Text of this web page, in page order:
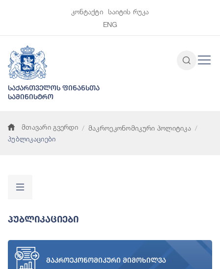
კონტაქტი
საიტის რუკა
ENG
საქართველოს ფინანსთა
სამინისტრო
მთავარი გვერდი
მაკროეკონომიკური პოლიტიკა
პუბლიკაციები
Პუბლიკაციები
მაკროეკონომიკური მიმოხილვა